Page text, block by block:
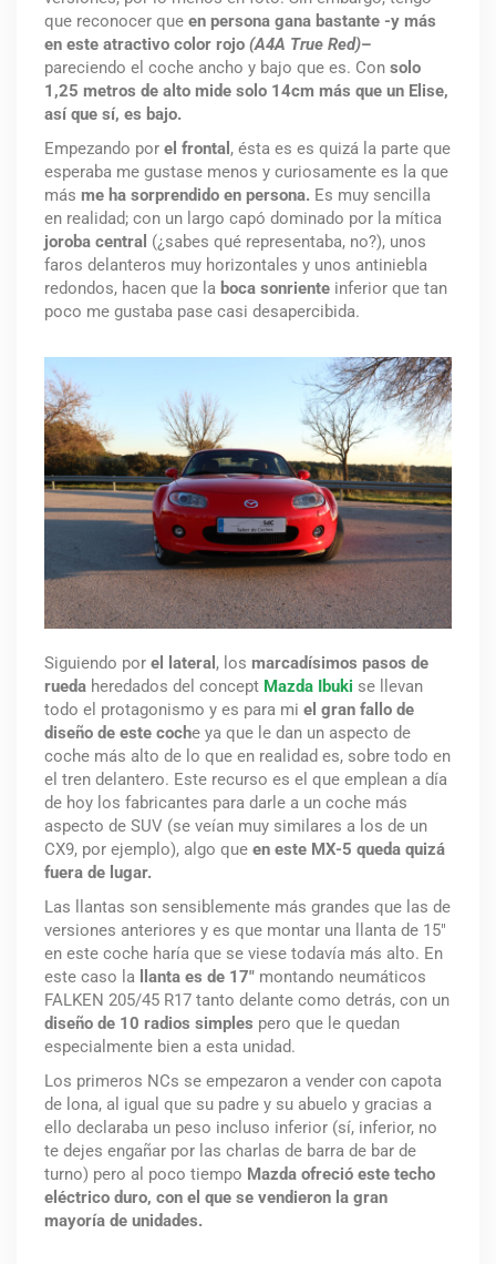
que reconocer que en persona gana bastante -y más
en este atractivo color rojo (A4A True Red)–
pareciendo el coche ancho y bajo que es. Con solo
1,25 metros de alto mide solo 14cm más que un Elise,
así que sí, es bajo.
Empezando por el frontal , ésta es es quizá la parte que
esperaba me gustase menos y curiosamente es la que
más me ha sorprendido en persona. Es muy sencilla
en realidad; con un largo capó dominado por la mítica
joroba central (¿sabes qué representaba, no?), unos
faros delanteros muy horizontales y unos antiniebla
redondos, hacen que la boca sonriente inferior que tan
poco me gustaba pase casi desapercibida.
Siguiendo por el lateral , los marcadísimos pasos de
rueda heredados del concept Mazda Ibuki se llevan
todo el protagonismo y es para mi el gran fallo de
diseño de este coche ya que le dan un aspecto de
coche más alto de lo que en realidad es, sobre todo en
el tren delantero. Este recurso es el que emplean a día
de hoy los fabricantes para darle a un coche más
aspecto de SUV (se veían muy similares a los de un
CX9, por ejemplo), algo que en este MX-5 queda quizá
fuera de lugar.
Las llantas son sensiblemente más grandes que las de
versiones anteriores y es que montar una llanta de 15″
en este coche haría que se viese todavía más alto. En
este caso la llanta es de 17″ montando neumáticos
FALKEN 205/45 R17 tanto delante como detrás, con un
diseño de 10 radios simples pero que le quedan
especialmente bien a esta unidad.
Los primeros NCs se empezaron a vender con capota
de lona, al igual que su padre y su abuelo y gracias a
ello declaraba un peso incluso inferior (sí, inferior, no
te dejes engañar por las charlas de barra de bar de
turno) pero al poco tiempo Mazda ofreció este techo
eléctrico duro, con el que se vendieron la gran
mayoría de unidades.